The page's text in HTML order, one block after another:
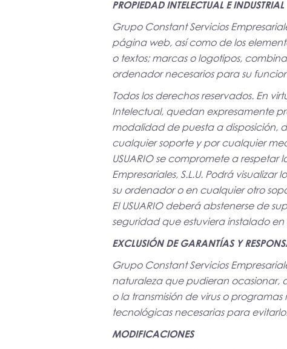
PROPIEDAD INTELECTUAL E INDUSTRIAL
Grupo Constant Servicios
página web, así como de los
o textos; marcas o logotipos,
ordenador necesarios para su
Todos los derechos reservados. En
Intelectual, quedan expresamente
modalidad de puesta a disposición,
cualquier soporte y por cualquier
USUARIO se compromete a
Empresariales, S.L.U. Podrá
su ordenador o en cualquier otro
El USUARIO deberá abstenerse de
seguridad que estuviera instalado en
EXCLUSIÓN DE GARANTÍAS Y
Grupo Constant Servicios
naturaleza que pudieran ocasionar,
o la transmisión de virus o
tecnológicas necesarias para
MODIFICACIONES